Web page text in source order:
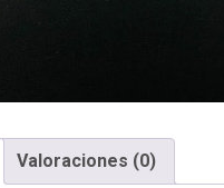
Valoraciones (0)